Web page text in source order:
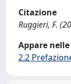
Citazione
Ruggieri, F.
Appare
2.2